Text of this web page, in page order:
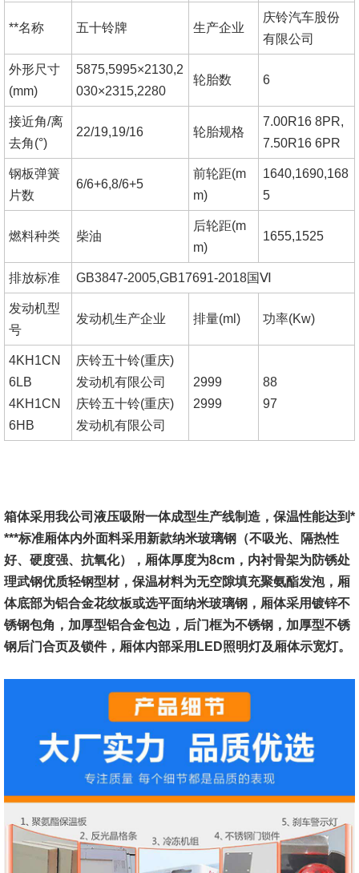
**名称 五十铃牌 生产企业
庆铃汽车股份
有限公司
外形尺寸
(mm)
5875,5995×2130,2
030×2315,2280
轮胎数 6
接近角/离
去角(°)
22/19,19/16 轮胎规格
7.00R16 8PR,
7.50R16 6PR
钢板弹簧
片数
6/6+6,8/6+5
前轮距(m
m)
1640,1690,168
5
燃料种类 柴油
后轮距(m
m)
1655,1525
排放标准 GB3847-2005,GB17691-2018国Ⅵ
发动机型
号
发动机生产企业 排量(ml) 功率(Kw)
4KH1CN
6LB
4KH1CN
6HB
庆铃五十铃(重庆)
发动机有限公司
庆铃五十铃(重庆)
发动机有限公司
2999
2999
88
97
箱体采用我公司液压吸附一体成型生产线制造，保温性能达到*
***标准厢体内外面料采用新款纳米玻璃钢（不吸光、隔热性
好、硬度强、抗氧化），厢体厚度为8cm， 内衬骨架为防锈处
理武钢优质轻钢型材，保温材料为无空隙填充聚氨酯发泡，厢
体底部为铝合金花纹板或选平面纳米玻璃钢， 厢体采用镀锌不
锈钢包角，加厚型铝合金包边，后门框为不锈钢，加厚型不锈
钢后门合页及锁件，厢体内部采用LED照明灯及厢体示宽灯。